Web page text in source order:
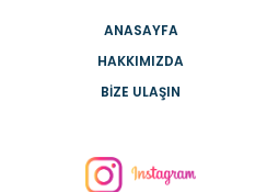
ANASAYFA
HAKKIMIZDA
BİZE ULAŞIN